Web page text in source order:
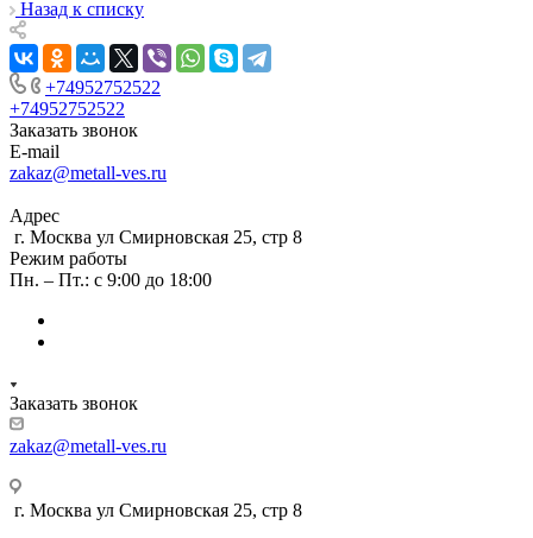
Назад к списку
+74952752522
+74952752522
Заказать звонок
E-mail
zakaz@metall-ves.ru
Адрес
г. Москва ул Смирновская 25, стр 8
Режим работы
Пн. – Пт.: с 9:00 до 18:00
Заказать звонок
zakaz@metall-ves.ru
г. Москва ул Смирновская 25, стр 8